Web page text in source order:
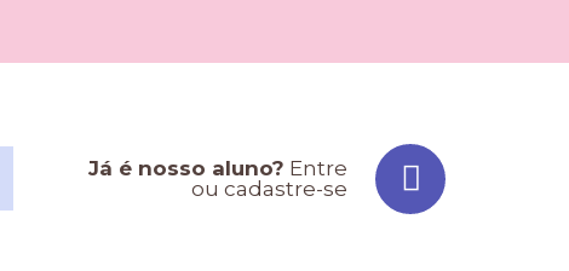
Já é nosso aluno? Entre
ou cadastre-se